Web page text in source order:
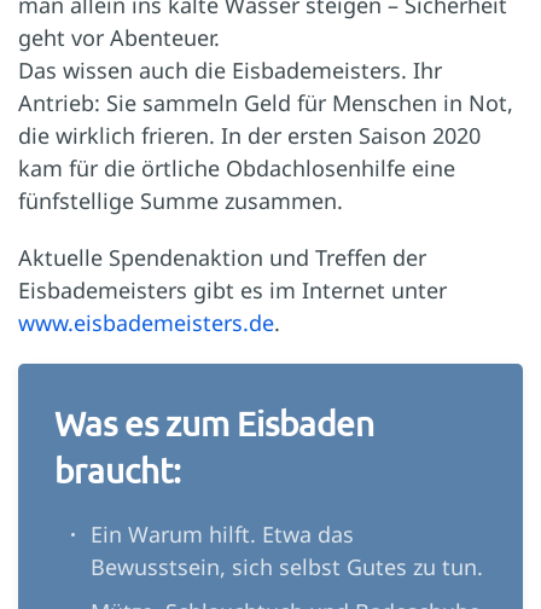
geht vor Abenteuer.
Das wissen auch die Eisbademeisters. Ihr
Antrieb: Sie sammeln Geld für Menschen in Not,
die wirklich frieren. In der ersten Saison 2020
kam für die örtliche Obdachlosenhilfe eine
fünfstellige Summe zusammen.
Aktuelle Spendenaktion und Treffen der
Eisbademeisters gibt es im Internet unter
www.eisbademeisters.de.
Was es zum Eisbaden
braucht:
Ein Warum hilft. Etwa das
Bewusstsein, sich selbst Gutes zu tun.